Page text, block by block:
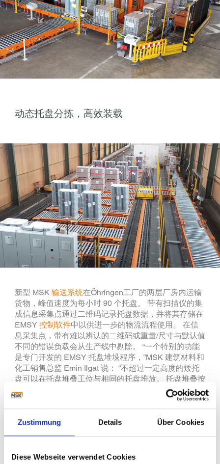
Zustimmung Details Über Cookies
Diese Webseite verwendet Cookies
动态托盘分拣，高效装载
新型 MSK 输送系统在Öhringen工厂的两层厂房内运输
货物，峰值速度为每小时 90 个托盘。 带有扫描仪的集
成信息采集点通过二维码记录托盘数据，并将其存储在
EMSY 控制软件中以供进一步的物流流程使用。 在信
息采集点，带有难以辨认的二维码或重量/尺寸与默认值
不同的错误负载会从生产线中剔除。 “一个特别的功能
是专门开发的 EMSY 托盘堆垛程序，”MSK 建筑材料和
化工销售总监 Emin Ilgat 说： “不超过一定高度的矮托
盘可以在托盘堆叠工位与相同的托盘堆放。 托盘堆叠按
照特定标准进行。 这些包括：例如，关于哪个托盘应位
于下方或哪个托盘可以放置在另一个托盘上方的规范。
如果在规定的时间范围内后仍未找到合适的托盘，则不
会进行堆叠。 如果堆叠完成，控制系统会记录成对应的
储区域和托盘仓库，托盘可以在此处配对进行装载、整